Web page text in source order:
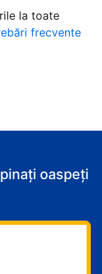
la toate
frecvente
oaspeți